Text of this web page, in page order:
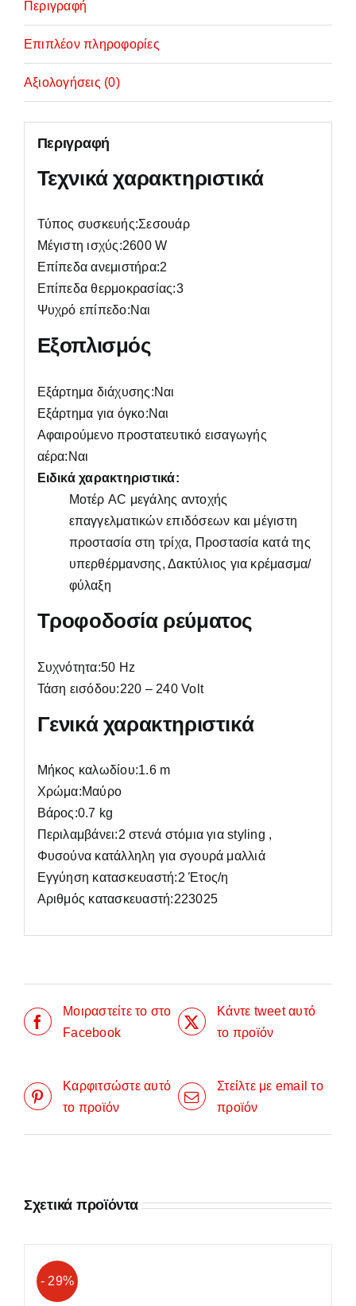
Περιγραφή
Επιπλέον πληροφορίες
Αξιολογήσεις (0)
Περιγραφή
Τεχνικά χαρακτηριστικά
Τύπος συσκευής:Σεσουάρ
Μέγιστη ισχύς:2600 W
Επίπεδα ανεμιστήρα:2
Επίπεδα θερμοκρασίας:3
Ψυχρό επίπεδο:Ναι
Εξοπλισμός
Εξάρτημα διάχυσης:Ναι
Εξάρτημα για όγκο:Ναι
Αφαιρούμενο προστατευτικό εισαγωγής
αέρα:Ναι
Ειδικά χαρακτηριστικά:
Μοτέρ AC μεγάλης αντοχής
επαγγελματικών επιδόσεων και μέγιστη
προστασία στη τρίχα, Προστασία κατά της
υπερθέρμανσης, Δακτύλιος για κρέμασμα/
φύλαξη
Τροφοδοσία ρεύματος
Συχνότητα:50 Hz
Τάση εισόδου:220 – 240 Volt
Γενικά χαρακτηριστικά
Μήκος καλωδίου:1.6 m
Χρώμα:Μαύρο
Βάρος:0.7 kg
Περιλαμβάνει:2 στενά στόμια για styling ,
Φυσούνα κατάλληλη για σγουρά μαλλιά
Εγγύηση κατασκευαστή:2 Έτος/η
Αριθμός κατασκευαστή:223025
Μοιραστείτε το στο
Facebook
Κάντε tweet αυτό
το προϊόν
Καρφιτσώστε αυτό
το προϊόν
Στείλτε με email το
προϊόν
Σχετικά προϊόντα
- 29%